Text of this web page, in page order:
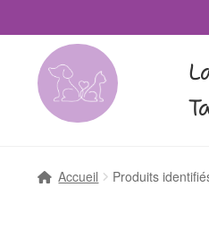
Accueil Produits